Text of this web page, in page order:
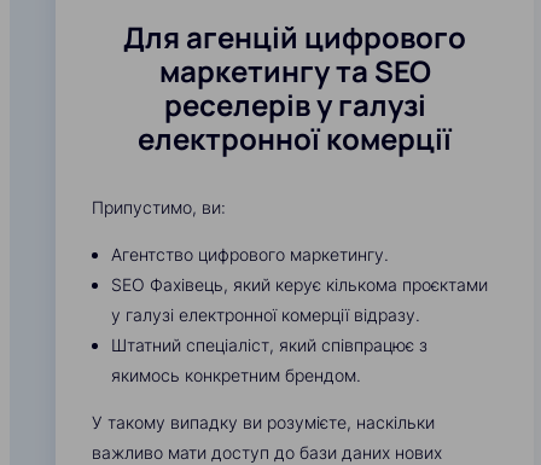
Для агенцій цифрового
маркетингу та SEO
реселерів у галузі
електронної комерції
Припустимо, ви:
Агентство цифрового маркетингу.
SEO Фахівець, який керує кількома проєктами
у галузі електронної комерції відразу.
Штатний спеціаліст, який співпрацює з
якимось конкретним брендом.
У такому випадку ви розумієте, наскільки
важливо мати доступ до бази даних нових